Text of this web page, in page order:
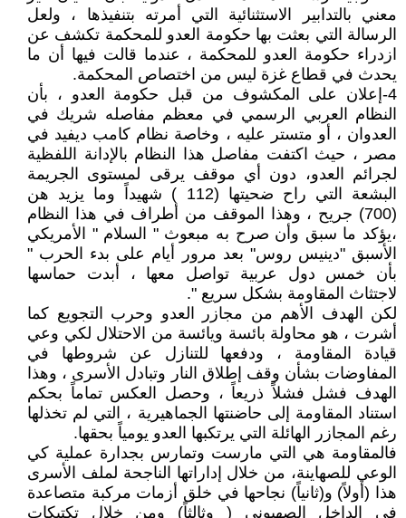
معني بالتدابير الاستثنائية التي أمرته بتنفيذها ، ولعل
الرسالة التي بعثت بها حكومة العدو للمحكمة تكشف عن
ازدراء حكومة العدو للمحكمة ، عندما قالت فيها أن ما
يحدث في قطاع غزة ليس من اختصاص المحكمة.
4-إعلان على المكشوف من قبل حكومة العدو ، بأن
النظام العربي الرسمي في معظم مفاصله شريك في
العدوان ، أو متستر عليه ، وخاصة نظام كامب ديفيد في
مصر ، حيث اكتفت مفاصل هذا النظام بالإدانة اللفظية
لجرائم العدو، دون أي موقف يرقى لمستوى الجريمة
البشعة التي راح ضحيتها (112 ) شهيداً وما يزيد هن
(700) جريح ، وهذا الموقف من أطراف في هذا النظام
،يؤكد ما سبق وأن صرح به مبعوث " السلام " الأمريكي
الأسبق "دينيس روس" بعد مرور أيام على بدء الحرب "
بأن خمس دول عربية تواصل معها ، أبدت حماسها
لاجتثاث المقاومة بشكل سريع ".
لكن الهدف الأهم من مجازر العدو وحرب التجويع كما
أشرت ، هو محاولة بائسة ويائسة من الاحتلال لكي وعي
قيادة المقاومة ، ودفعها للتنازل عن شروطها في
المفاوضات بشأن وقف إطلاق النار وتبادل الأسرى ، وهذا
الهدف فشل فشلاً ذريعاً ، وحصل العكس تماماً بحكم
استناد المقاومة إلى حاضنتها الجماهيرية ، التي لم تخذلها
رغم المجازر الهائلة التي يرتكبها العدو يومياً بحقها.
فالمقاومة هي التي مارست وتمارس بجدارة عملية كي
الوعي للصهاينة، من خلال إداراتها الناجحة لملف الأسرى
هذا (أولاً) و(ثانياً) نجاحها في خلق أزمات مركبة متصاعدة
في الداخل الصهيوني ( وثالثاً) ومن خلال تكتيكات